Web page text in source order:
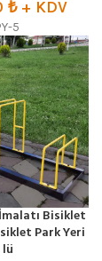
₺ + KDV
5
Bisiklet
Park Yeri
lü